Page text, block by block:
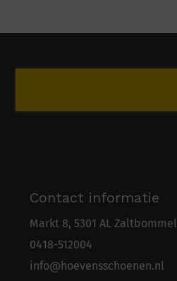
Contact informatie
Markt 8, 5301 AL Zaltbommel
0418-512004
info@hoevensschoenen.nl